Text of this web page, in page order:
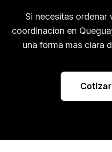
Si necesitas ordenar
coordinacion en
una forma mas clara